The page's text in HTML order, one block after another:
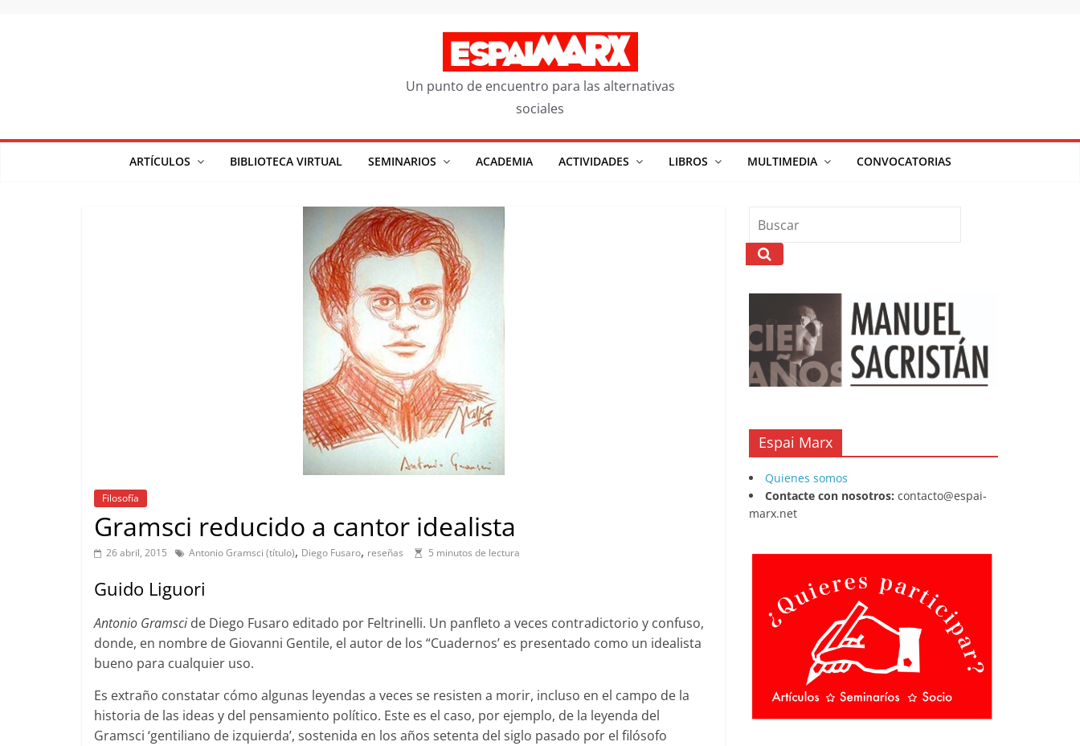
Un punto de encuentro para las alternativas
sociales
ARTÍCULOS BIBLIOTECA VIRTUAL SEMINARIOS ACADEMIA ACTIVIDADES LIBROS MULTIMEDIA CONVOCATORIAS
Filosofía
Gramsci reducido a cantor idealista
26 abril, 2015 Antonio Gramsci (título), Diego Fusaro, reseñas 5 minutos de lectura
Guido Liguori
Antonio Gramsci de Diego Fusaro editado por Feltrinelli. Un panfleto a veces contradictorio y confuso,
donde, en nombre de Giovanni Gentile, el autor de los “Cuadernos’ es presentado como un idealista
bueno para cualquier uso.
Es extraño constatar cómo algunas leyendas a veces se resisten a morir, incluso en el campo de la
historia de las ideas y del pensamiento político. Este es el caso, por ejemplo, de la leyenda del
Gramsci ‘gentiliano de izquierda’, sostenida en los años setenta del siglo pasado por el filósofo
Espai Marx
Quienes somos
Contacte con nosotros: contacto@espai-
marx.net